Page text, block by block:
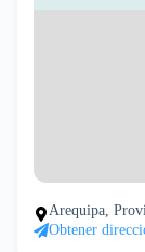
Arequipa,
Obtener